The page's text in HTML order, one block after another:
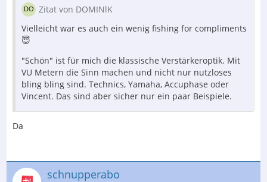
Zitat von DOMINlK
Vielleicht war es auch ein wenig fishing for compliments
😇
"Schön" ist für mich die klassische Verstärkeroptik. Mit
VU Metern die Sinn machen und nicht nur nutzloses
bling bling sind. Technics, Yamaha, Accuphase oder
Vincent. Das sind aber sicher nur ein paar Beispiele.
Da
schnupperabo